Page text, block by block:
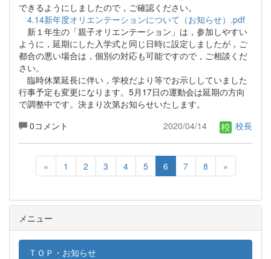
できるようにしましたので，ご確認ください。
4.14新年度オリエンテーションについて（お知らせ）.pdf
新１年生の「親子オリエンテーション」は，参加しやすい
ように，延期にした入学式と同じ日時に設定しましたが，ご
都合の悪い場合は，個別の対応も可能ですので，ご相談くだ
さい。
臨時休業延長に伴い，学校だより等でお示ししていました
行事予定も変更になります。5月17日の運動会は延期の方向
で調整中です。決まり次第お知らせいたします。
0コメント
2020/04/14 校長
« 1 2 3 4 5 6 7 8 »
メニュー
ＴＯＰ・お知らせ